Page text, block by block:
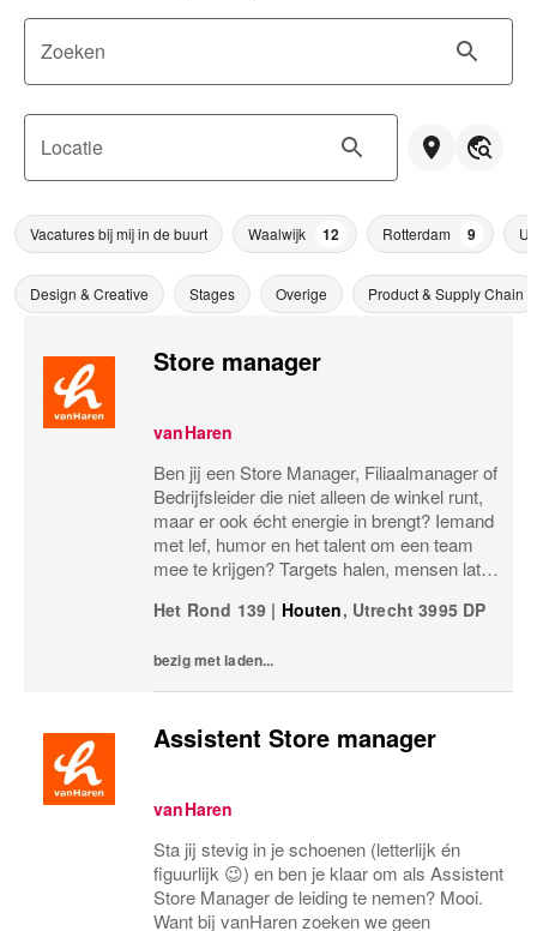
Zoeken
Locatie
Vacatures bij mij in de buurt Waalwijk 12 Rotterdam 9
Design & Creative Stages Overige Product & Supply Chain
Store manager
vanHaren
Ben jij een Store Manager, Filiaalmanager of
Bedrijfsleider die niet alleen de winkel runt,
maar er ook écht energie in brengt? Iemand
met lef, humor en het talent om een team
mee te krijgen? Targets halen, mensen laten
please! Dan zoeken wij jou.Bij...
Het Rond 139 | Houten, Utrecht 3995 DP
bezig met laden...
Assistent Store manager
vanHaren
Sta jij stevig in je schoenen (letterlijk én
figuurlijk 😉) en ben je klaar om als Assistent
Store Manager de leiding te nemen? Mooi.
Want bij vanHaren zoeken we geen